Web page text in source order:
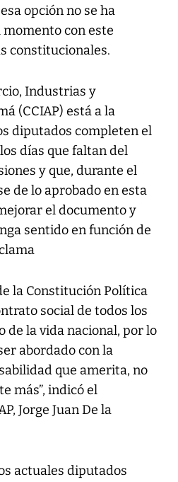
opción no se ha
con este
constitucionales.
Industrias y
(CCIAP) está a la
diputados completen el
días que faltan del
y que, durante el
de lo aprobado en esta
el documento y
sentido en función de
la Constitución Política
social de todos los
de la vida nacional, por lo
abordado con la
que amerita, no
más”, indicó el
Jorge Juan De la
actuales diputados